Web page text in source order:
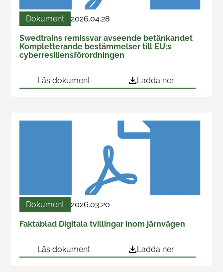
Train & Rail
Swedtrains examenspris
Öppna styrelsemöten
Om oss
Fokusgrupper
Kontakta oss
Dokument 2026.04.28
Swedtrains remissvar avseende betänkandet
Kompletterande bestämmelser till EU:s
cyberresiliensförordningen
Läs dokument Ladda ner
Dokument 2026.03.20
Faktablad Digitala tvillingar inom järnvägen
Läs dokument Ladda ner